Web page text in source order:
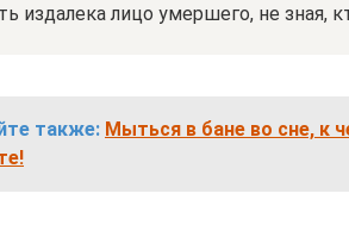
издалека лицо умершего, не зная,
также: Мыться в бане во сне, к